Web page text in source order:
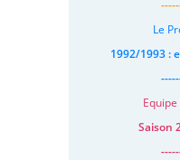
Le
1992/1993 :
Saison